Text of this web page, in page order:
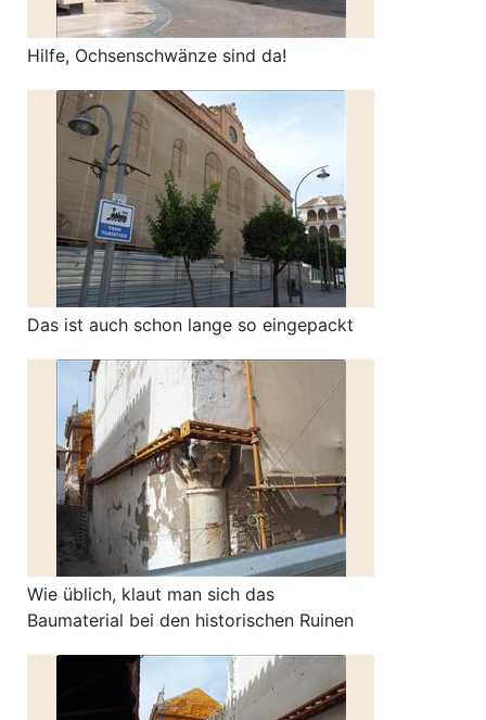
Hilfe, Ochsenschwänze sind da!
Das ist auch schon lange so eingepackt
Wie üblich, klaut man sich das
Baumaterial bei den historischen Ruinen